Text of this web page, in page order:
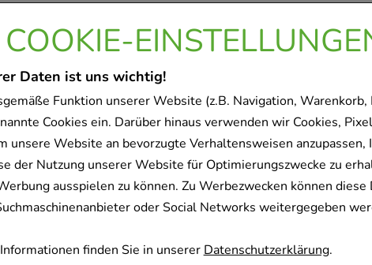
COOKIE-
Daten ist uns wichtig!
Funktion unserer Website (z.B. Navigation, Warenkorb,
Cookies ein. Darüber hinaus verwenden wir Cookies,
unsere Website an bevorzugte Verhaltensweisen anzupassen,
der Nutzung unserer Website für Optimierungszwecke zu
ausspielen zu können. Zu Werbezwecken können diese
oder Social Networks weitergegeben
finden Sie in unsererDatenschutzerklärung.